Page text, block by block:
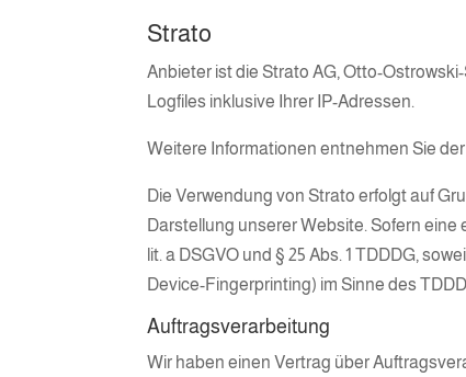
Strato
Anbieter ist die Strato AG, Otto-
Logfiles inklusive Ihrer IP-Adressen.
Weitere Informationen entnehmen Sie
Die Verwendung von Strato erfolgt auf
Darstellung unserer Website. Sofern
lit. a DSGVO und § 25 Abs. 1 TDDDG,
Device-Fingerprinting) im Sinne des
Auftragsverarbeitung
Wir haben einen Vertrag über